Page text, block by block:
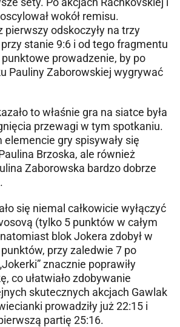
wokół remisu.
pierwszy odskoczyły na trzy
stanie 9:6 i od tego fragmentu
prowadzenie, by po
Pauliny Zaborowskiej wygrywać
to właśnie gra na siatce była
przewagi w tym spotkaniu.
gry spisywały się
Brzoska, ale również
Zaborowska bardzo dobrze
się niemal całkowicie wyłączyć
(tylko 5 punktów w całym
blok Jokera zdobył w
przy zaledwie 7 po
znacznie poprawiły
co ułatwiało zdobywanie
skutecznych akcjach Gawlak
prowadziły już 22:15 i
partię 25:16.